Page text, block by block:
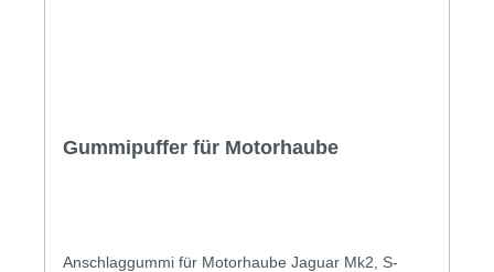
Gummipuffer für Motorhaube
Anschlaggummi für Motorhaube Jaguar Mk2, S-